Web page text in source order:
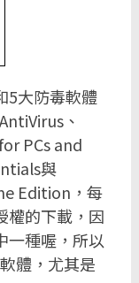
5大防毒軟體
、
PCs and
與
Edition，每
權的下載，因
一種喔，所以
體，尤其是